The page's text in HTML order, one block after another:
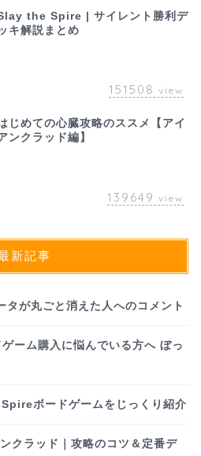
the Spire | サイレント勝利デ
キ解説まとめ
151508 view
じめての心臓攻略のススメ【アイ
ンクラッド編】
139649 view
新記事
タが丸ごと消えた人へのコメント
ーム購入に悩んでいる方へ ぼっ
ボードゲームをじっくり紹介
クラッド｜攻略のコツ＆定番デ